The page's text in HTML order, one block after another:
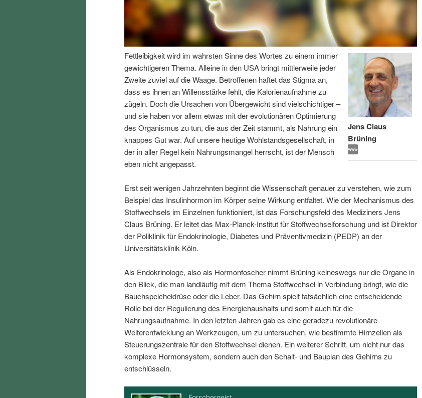
n
t
s
p
r
i
g
e
n
n
h
a
l
t
s
p
i
n
g
e
Jens Claus
Brüning
Fettleibigkeit wird im wahrsten Sinne des Wortes zu einem immer
gewichtigeren Thema. Alleine in den USA bringt mittlerweile jeder
Zweite zuviel auf die Waage. Betroffenen haftet das Stigma an,
dass es ihnen an Willensstärke fehlt, die Kalorienaufnahme zu
zügeln. Doch die Ursachen von Übergewicht sind vielschichtiger –
und sie haben vor allem etwas mit der evolutionären Optimierung
des Organismus zu tun, die aus der Zeit stammt, als Nahrung ein
knappes Gut war. Auf unsere heutige Wohlstandsgesellschaft, in
der in aller Regel kein Nahrungsmangel herrscht, ist der Mensch
eben nicht angepasst.
Erst seit wenigen Jahrzehnten beginnt die Wissenschaft genauer zu verstehen, wie zum
Beispiel das Insulinhormon im Körper seine Wirkung entfaltet. Wie der Mechanismus des
Stoffwechsels im Einzelnen funktioniert, ist das Forschungsfeld des Mediziners Jens
Claus Brüning. Er leitet das Max-Planck-Institut für Stoffwechselforschung und ist Direktor
der Poliklinik für Endokrinologie, Diabetes und Präventivmedizin (PEDP) an der
Universitätsklinik Köln.
Als Endokrinologe, also als Hormonfoscher nimmt Brüning keineswegs nur die Organe in
den Blick, die man landläufig mit dem Thema Stoffwechsel in Verbindung bringt, wie die
Bauchspeicheldrüse oder die Leber. Das Gehirn spielt tatsächlich eine entscheidende
Rolle bei der Regulierung des Energiehaushalts und somit auch für die
Nahrungsaufnahme. In den letzten Jahren gab es eine geradezu revolutionäre
Weiterentwicklung an Werkzeugen, um zu untersuchen, wie bestimmte Hirnzellen als
Steuerungszentrale für den Stoffwechsel dienen. Ein weiterer Schritt, um nicht nur das
komplexe Hormonsystem, sondern auch den Schalt- und Bauplan des Gehirns zu
entschlüsseln.